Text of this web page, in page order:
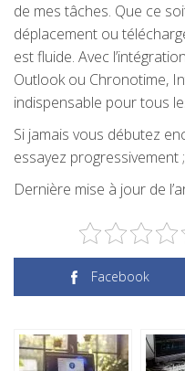
de mes tâches. Que ce
déplacement ou
est fluide. Avec
Outlook ou Chronotime,
indispensable pour tous
Si jamais vous débutez
essayez
Dernière mise à jour de
Facebook